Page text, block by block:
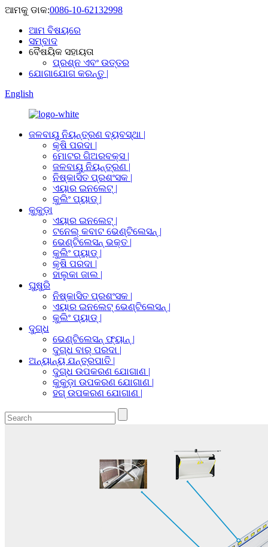
ଆମକୁ ଡାକ:0086-10-62132998
ଆମ ବିଷୟରେ
ସମ୍ବାଦ
ବୈଷୟିକ ସହାୟତା
ପ୍ରଶ୍ନ ଏବଂ ଉତ୍ତର
ଯୋଗାଯୋଗ କରନ୍ତୁ |
English
ଜଳବାୟୁ ନିୟନ୍ତ୍ରଣ ବ୍ୟବସ୍ଥା |
କୃଷି ପରଦା |
ମୋଟର ଗିଅରବକ୍ସ |
ଜଳବାୟୁ ନିୟନ୍ତ୍ରଣ |
ନିଷ୍କାସିତ ପ୍ରଶଂସକ |
ଏୟାର ଇନଲେଟ୍ |
କୁଲିଂ ପ୍ୟାଡ୍ |
କୁକୁଡ଼ା
ଏୟାର ଇନଲେଟ୍ |
ଟନେଲ୍ କବାଟ ଭେଣ୍ଟିଲେସନ୍ |
ଭେଣ୍ଟିଲେସନ୍ ଭକ୍ତ |
କୁଲିଂ ପ୍ୟାଡ୍ |
କୃଷି ପରଦା |
ହାଲୁକା ଜାଲ |
ଘୁଷୁରି
ନିଷ୍କାସିତ ପ୍ରଶଂସକ |
ଏୟାର ଇନଲେଟ୍ ଭେଣ୍ଟିଲେସନ୍ |
କୁଲିଂ ପ୍ୟାଡ୍ |
ଦୁଗ୍ଧ
ଭେଣ୍ଟିଲେସନ୍ ଫ୍ୟାନ୍ |
ଦୁଗ୍ଧ ବାର୍ ପରଦା |
ଅନ୍ୟାନ୍ୟ ଯନ୍ତ୍ରପାତି |
ଦୁଗ୍ଧ ଉପକରଣ ଯୋଗାଣ |
କୁକୁଡ଼ା ଉପକରଣ ଯୋଗାଣ |
ହଗ୍ ଉପକରଣ ଯୋଗାଣ |